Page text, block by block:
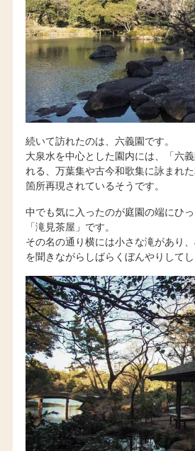
続いて訪れたのは、六義園です。
大泉水を中心とした園内には、「六
れる、万葉集や古今和歌集に詠まれ
箇所再現されているそうです。
中でも気に入ったのが庭園の端にひ
「滝見茶屋」です。
その名の通り横には小さな滝があり
を聞きながらしばらくぼんやりしてし